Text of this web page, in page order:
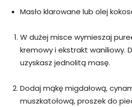
Masło klarowane lub olej
W dużej misce wymieszaj
kremowy i ekstrakt waniliowy.
uzyskasz jednolitą masę.
Dodaj mąkę migdałową,
muszkatołową, proszek do